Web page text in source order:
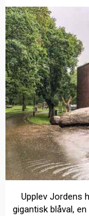
Upplev Jordens
gigantisk blåval,